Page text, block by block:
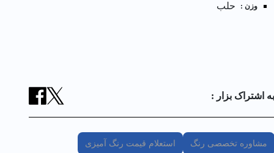
وزن : حلب
به اشتراک بزار :
مشاوره تخصصی رنگ استعلام قیمت رنگ آمیزی